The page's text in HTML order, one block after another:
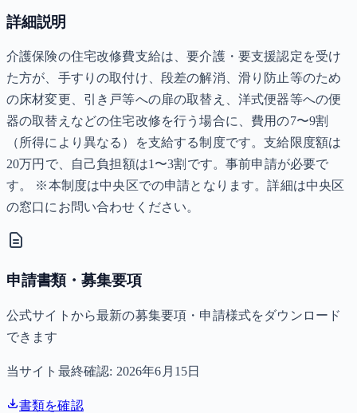
詳細説明
介護保険の住宅改修費支給は、要介護・要支援認定を受け
た方が、手すりの取付け、段差の解消、滑り防止等のため
の床材変更、引き戸等への扉の取替え、洋式便器等への便
器の取替えなどの住宅改修を行う場合に、費用の7〜9割
（所得により異なる）を支給する制度です。支給限度額は
20万円で、自己負担額は1〜3割です。事前申請が必要で
す。 ※本制度は中央区での申請となります。詳細は中央区
の窓口にお問い合わせください。
申請書類・募集要項
公式サイトから最新の募集要項・申請様式をダウンロード
できます
当サイト最終確認: 2026年6月15日
書類を確認